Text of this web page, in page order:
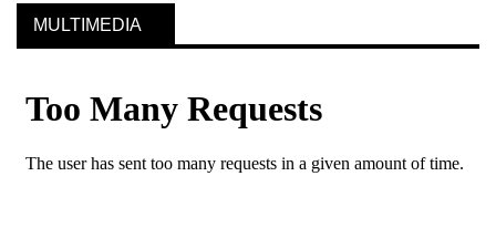
MULTIMEDIA